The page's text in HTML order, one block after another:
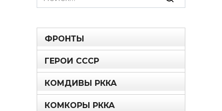
for:
ФРОНТЫ
ГЕРОИ СССР
КОМДИВЫ РККА
КОМКОРЫ РККА